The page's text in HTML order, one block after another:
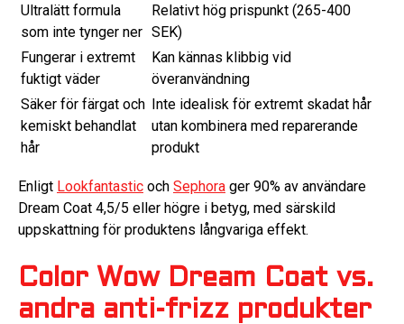
Ultralätt formula
som inte tynger ner
Relativt hög prispunkt (265-400
SEK)
Fungerar i extremt
fuktigt väder
Kan kännas klibbig vid
överanvändning
Säker för färgat och
kemiskt behandlat
hår
Inte idealisk för extremt skadat hår
utan kombinera med reparerande
produkt
Enligt Lookfantastic och Sephora ger 90% av användare
Dream Coat 4,5/5 eller högre i betyg, med särskild
uppskattning för produktens långvariga effekt.
Color Wow Dream Coat vs.
andra anti-frizz produkter